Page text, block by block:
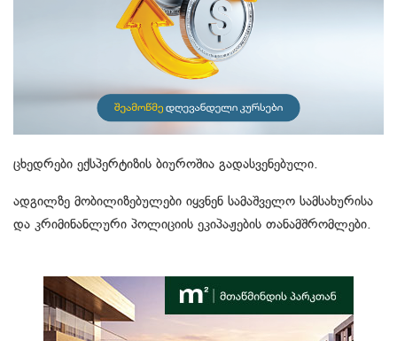
ცხედრები ექსპერტიზის ბიუროშია გადასვენებული.
ადგილზე მობილიზებულები იყვნენ სამაშველო სამსახურისა
და კრიმინანლური პოლიციის ეკიპაჟების თანამშრომლები.